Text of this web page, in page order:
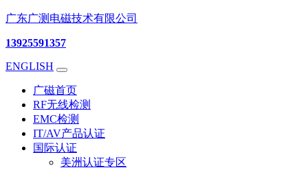
广东广测电磁技术有限公司
13925591357
ENGLISH
广磁首页
RF无线检测
EMC检测
IT/AV产品认证
国际认证
美洲认证专区